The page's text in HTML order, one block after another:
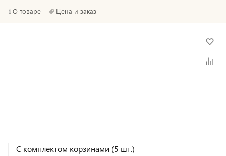
О товаре Цена и заказ
С комплектом корзинами (5 шт.)